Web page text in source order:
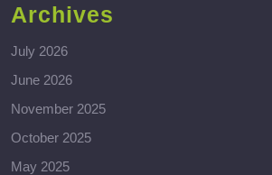
Archives
July 2026
June 2026
November 2025
October 2025
May 2025